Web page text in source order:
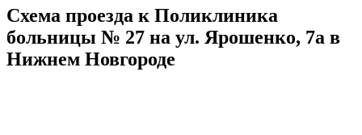
Схема проезда к Поликлиника
больницы № 27 на ул. Ярошенко, 7а в
Нижнем Новгороде